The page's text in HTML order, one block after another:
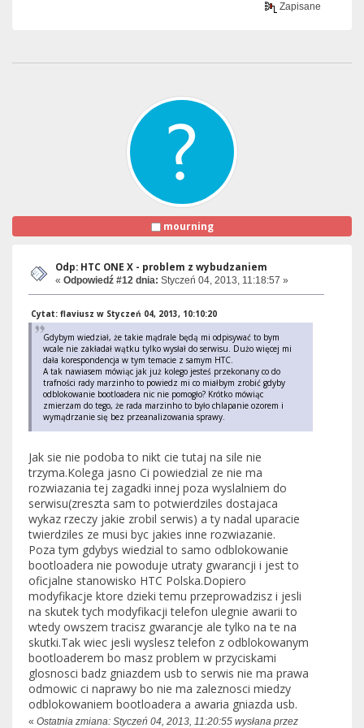
Zapisane
mourning
Odp: HTC ONE X - problem z wybudzaniem
« Odpowiedź #12 dnia: Styczeń 04, 2013, 11:18:57 »
Cytat: flaviusz w Styczeń 04, 2013, 10:10:20
Gdybym wiedział, że takie mądrale będą mi odpisywać to bym
wcale nie zakładał wątku tylko wysłał do serwisu. Dużo więcej mi
dała korespondencja w tym temacie z samym HTC.
A tak nawiasem mówiąc jak już kolego jesteś przekonany co do
trafności rady marzinho to powiedz mi co miałbym zrobić gdyby
odblokowanie bootloadera nic nie pomogło? Krótko mówiąc
zmierzam do tego, że rada marzinho to było chlapanie ozorem i
wymądrzanie się bez przeanalizowania sprawy.
Jak sie nie podoba to nikt cie tutaj na sile nie
trzyma.Kolega jasno Ci powiedzial ze nie ma
rozwiazania tej zagadki innej poza wyslalniem do
serwisu(zreszta sam to potwierdziles dostajaca
wykaz rzeczy jakie zrobil serwis) a ty nadal uparacie
twierdziles ze musi byc jakies inne rozwiazanie.
Poza tym gdybys wiedzial to samo odblokowanie
bootloadera nie powoduje utraty gwarancji i jest to
oficjalne stanowisko HTC Polska.Dopiero
modyfikacje ktore dzieki temu przeprowadzisz i jesli
na skutek tych modyfikacji telefon ulegnie awarii to
wtedy owszem tracisz gwarancje ale tylko na te na
skutki.Tak wiec jesli wyslesz telefon z odblokowanym
bootloaderem bo masz problem w przyciskami
glosnosci badz gniazdem usb to serwis nie ma prawa
odmowic ci naprawy bo nie ma zaleznosci miedzy
odblokowaniem bootloadera a awaria gniazda usb.
« Ostatnia zmiana: Styczeń 04, 2013, 11:20:55 wysłana przez